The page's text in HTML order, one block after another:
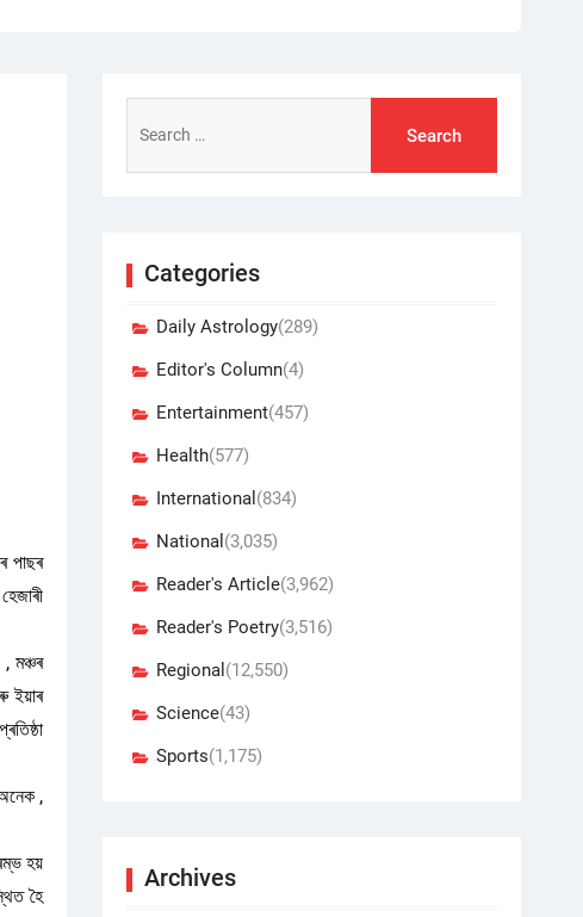
পাছৰ
মঞ্চৰ
ইয়াৰ
,
হয়
হৈ
for:
Categories
Daily Astrology(289)
Editor's Column(4)
Entertainment(457)
Health(577)
International (834)
National (3,035)
Reader's Article(3,962)
Reader's Poetry(3,516)
Regional (12,550)
Science(43)
Sports(1,175)
Archives